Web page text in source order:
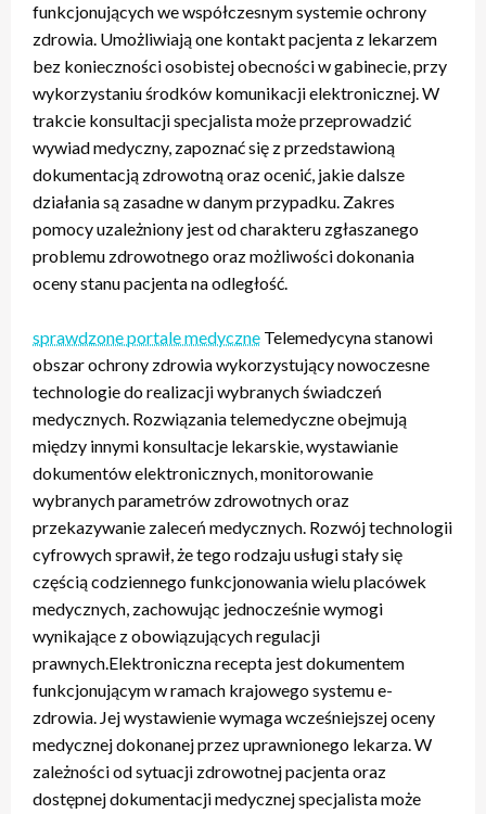
funkcjonujących we współczesnym systemie ochrony
zdrowia. Umożliwiają one kontakt pacjenta z lekarzem
bez konieczności osobistej obecności w gabinecie, przy
wykorzystaniu środków komunikacji elektronicznej. W
trakcie konsultacji specjalista może przeprowadzić
wywiad medyczny, zapoznać się z przedstawioną
dokumentacją zdrowotną oraz ocenić, jakie dalsze
działania są zasadne w danym przypadku. Zakres
pomocy uzależniony jest od charakteru zgłaszanego
problemu zdrowotnego oraz możliwości dokonania
oceny stanu pacjenta na odległość.
sprawdzone portale medyczne Telemedycyna stanowi
obszar ochrony zdrowia wykorzystujący nowoczesne
technologie do realizacji wybranych świadczeń
medycznych. Rozwiązania telemedyczne obejmują
między innymi konsultacje lekarskie, wystawianie
dokumentów elektronicznych, monitorowanie
wybranych parametrów zdrowotnych oraz
przekazywanie zaleceń medycznych. Rozwój technologii
cyfrowych sprawił, że tego rodzaju usługi stały się
częścią codziennego funkcjonowania wielu placówek
medycznych, zachowując jednocześnie wymogi
wynikające z obowiązujących regulacji
prawnych.Elektroniczna recepta jest dokumentem
funkcjonującym w ramach krajowego systemu e-
zdrowia. Jej wystawienie wymaga wcześniejszej oceny
medycznej dokonanej przez uprawnionego lekarza. W
zależności od sytuacji zdrowotnej pacjenta oraz
dostępnej dokumentacji medycznej specjalista może